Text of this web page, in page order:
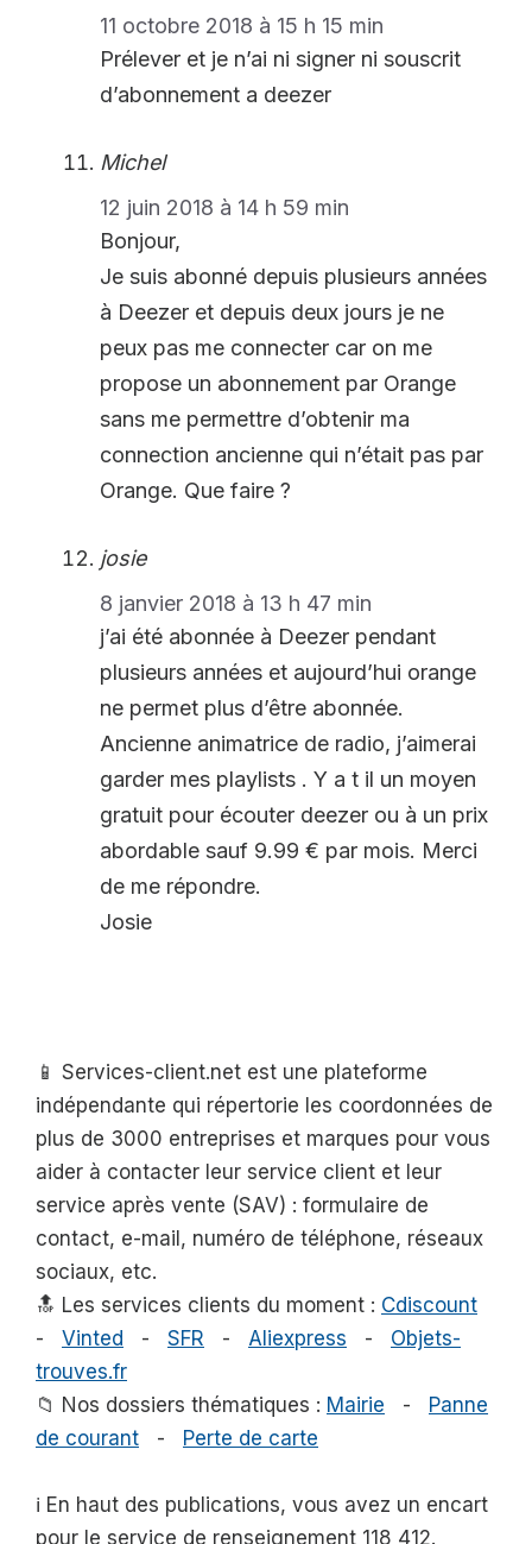
11 octobre 2018 à 15 h 15 min
Prélever et je n’ai ni signer ni souscrit
d’abonnement a deezer
Michel
12 juin 2018 à 14 h 59 min
Bonjour,
Je suis abonné depuis plusieurs années
à Deezer et depuis deux jours je ne
peux pas me connecter car on me
propose un abonnement par Orange
sans me permettre d’obtenir ma
connection ancienne qui n’était pas par
Orange. Que faire ?
josie
8 janvier 2018 à 13 h 47 min
j’ai été abonnée à Deezer pendant
plusieurs années et aujourd’hui orange
ne permet plus d’être abonnée.
Ancienne animatrice de radio, j’aimerai
garder mes playlists . Y a t il un moyen
gratuit pour écouter deezer ou à un prix
abordable sauf 9.99 € par mois. Merci
de me répondre.
Josie
📱 Services-client.net est une plateforme
indépendante qui répertorie les coordonnées de
plus de 3000 entreprises et marques pour vous
aider à contacter leur service client et leur
service après vente (SAV) : formulaire de
contact, e-mail, numéro de téléphone, réseaux
sociaux, etc.
🔝 Les services clients du moment : Cdiscount
- Vinted - SFR - Aliexpress - Objets-
trouves.fr
📁 Nos dossiers thématiques : Mairie - Panne
de courant - Perte de carte
ℹ️ En haut des publications, vous avez un encart
pour le service de renseignement 118 412.